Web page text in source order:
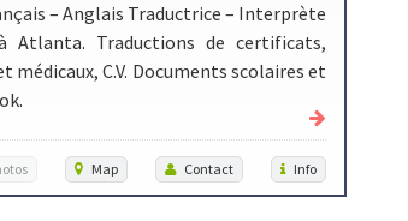
– Anglais Traductrice – Interprète
Atlanta. Traductions de certificats,
C.V. Documents scolaires et
Map Contact Info